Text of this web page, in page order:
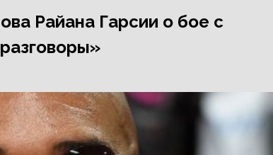
Райана Гарсии о бое с